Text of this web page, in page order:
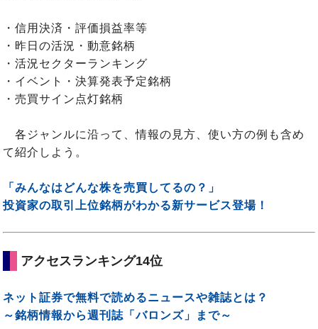
・信用決済・評価損益率等
・昨日の活況・動意銘柄
・活況セクターランキング
・イベント・決算発表予定銘柄
・売買サイン点灯銘柄
各ジャンルに沿って、情報の見方、使い方の例も含め
て紹介しよう。
「みんなはどんな株を売買してるの？」
投資家の取引上位銘柄がわかる新サービス登場！
アクセスランキング14位
ネット証券で無料で読めるニュースや雑誌とは？
～銘柄情報から週刊誌「バロンズ」まで～